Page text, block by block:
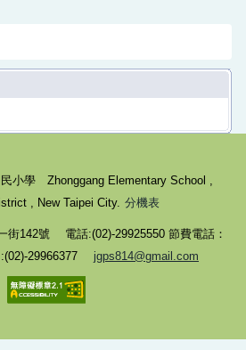
小學 Zhonggang Elementary School ,
, New Taipei City. 分機表
街142號 電話:(02)-29925550 節費電話：
29966377
jgps814@gmail.com